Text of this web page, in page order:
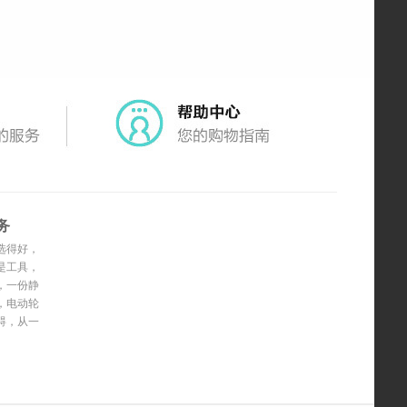
得好，
轻松
工具，
延伸
一份静
电动轮
自由
，从一